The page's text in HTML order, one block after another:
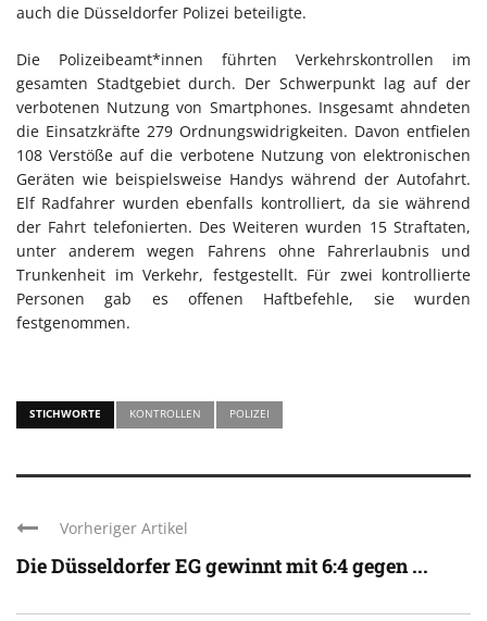
auch die Düsseldorfer Polizei beteiligte.
Die Polizeibeamt*innen führten Verkehrskontrollen im
gesamten Stadtgebiet durch. Der Schwerpunkt lag auf der
verbotenen Nutzung von Smartphones. Insgesamt ahndeten
die Einsatzkräfte 279 Ordnungswidrigkeiten. Davon entfielen
108 Verstöße auf die verbotene Nutzung von elektronischen
Geräten wie beispielsweise Handys während der Autofahrt.
Elf Radfahrer wurden ebenfalls kontrolliert, da sie während
der Fahrt telefonierten. Des Weiteren wurden 15 Straftaten,
unter anderem wegen Fahrens ohne Fahrerlaubnis und
Trunkenheit im Verkehr, festgestellt. Für zwei kontrollierte
Personen gab es offenen Haftbefehle, sie wurden
festgenommen.
STICHWORTE KONTROLLEN POLIZEI
Vorheriger Artikel
Die Düsseldorfer EG gewinnt mit 6:4 gegen ...